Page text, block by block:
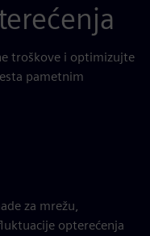
troškove i optimizujte
pametnim
za mrežu,
opterećenja